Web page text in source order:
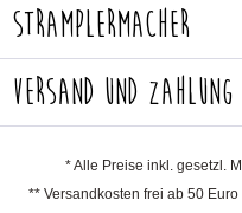
Stramplermacher
Versand und Zahlung
* Alle Preise inkl. gesetzl.
** Versandkosten frei ab 50